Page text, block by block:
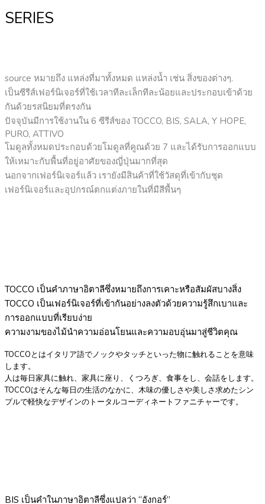
SERIES
source หมายถึง แหล่งที่มาทั้งหมด แหล่งน้ำ เช่น สิ่งของต่างๆ.
เป็นซีรีส์เฟอร์นิเจอร์ที่ใช้เวลาทีละเล็กทีละน้อยและประกอบเข้าด้วย
กันด้วยรสนิยมที่ตรงกัน
ปัจจุบันมีการใช้งานใน 6 ซีรีส์ของ TOCCO, BIS, SALA, Y HOPE,
PURO, ATTIVO
โมดูลทั้งหมดประกอบด้วยโมดูลที่คูณด้วย 7 และได้รับการออกแบบ
ให้เหมาะกับพื้นที่อยู่อาศัยของญี่ปุ่นมากที่สุด
นอกจากเฟอร์นิเจอร์แล้ว เรายังมีสินค้าที่ใช้วัสดุที่เข้ากับชุด
เฟอร์นิเจอร์และอุปกรณ์ตกแต่งภายในที่มีสีพื้นๆ
TOCCO เป็นคำภาษาอิตาลีซึ่งหมายถึงการเคาะหรือสัมผัสบางสิ่ง
TOCCO เป็นเฟอร์นิเจอร์ที่เข้ากันอย่างลงตัวด้วยความรู้สึกเบาและ
การออกแบบที่เรียบง่าย
ความงามของไม้นำความอ่อนโยนและความอบอุ่นมาสู่ชีวิตคุณ
TOCCOとはイタリア語でノックやタッチといった物に触れることを意味
します。
人は毎日家具に触れ、家具に座り、くつろぎ、食事をし、会話をします。
TOCCOはそんな毎日の生活のなかに、木味の優しさや美しさ求めたシン
プルで軽快なデザインのトータルコーディネートファニチャーです。
BIS เป็นคำในภาษาอิตาลีซึ่งแปลว่า “อังกอร์”